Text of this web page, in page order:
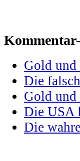
Gold und
Die
Gold und
Die USA
Die